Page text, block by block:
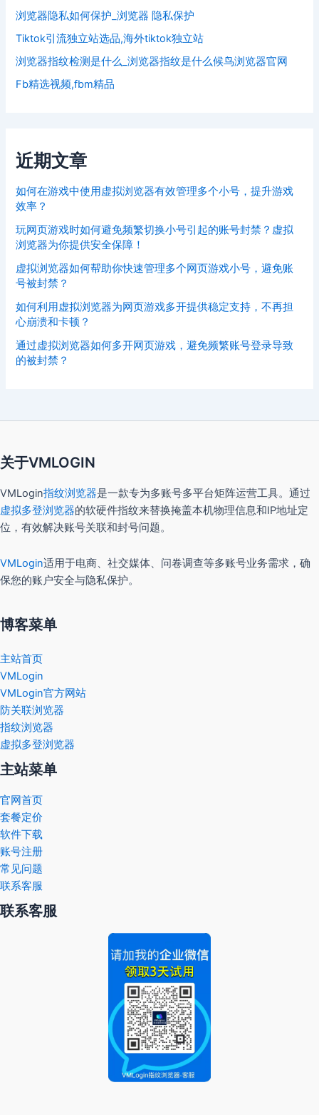
浏览器隐私如何保护_浏览器 隐私保护
Tiktok引流独立站选品,海外tiktok独立站
浏览器指纹检测是什么_浏览器指纹是什么候鸟浏览器官网
Fb精选视频,fbm精品
近期文章
如何在游戏中使用虚拟浏览器有效管理多个小号，提升游戏
效率？
玩网页游戏时如何避免频繁切换小号引起的账号封禁？虚拟
浏览器为你提供安全保障！
虚拟浏览器如何帮助你快速管理多个网页游戏小号，避免账
号被封禁？
如何利用虚拟浏览器为网页游戏多开提供稳定支持，不再担
心崩溃和卡顿？
通过虚拟浏览器如何多开网页游戏，避免频繁账号登录导致
的被封禁？
关于VMLOGIN
VMLogin指纹浏览器是一款专为多账号多平台矩阵运营工具。通过
虚拟多登浏览器的软硬件指纹来替换掩盖本机物理信息和IP地址定
位，有效解决账号关联和封号问题。
VMLogin适用于电商、社交媒体、问卷调查等多账号业务需求，确
保您的账户安全与隐私保护。
博客菜单
主站首页
VMLogin
VMLogin官方网站
防关联浏览器
指纹浏览器
虚拟多登浏览器
主站菜单
官网首页
套餐定价
软件下载
账号注册
常见问题
联系客服
联系客服